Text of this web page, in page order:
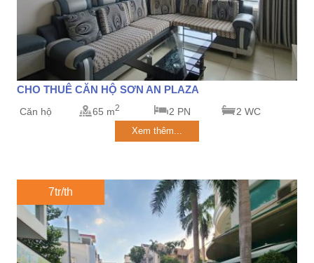
CHO THUÊ CĂN HỘ SƠN AN PLAZA
Căn hộ 65 m2 2 PN 2 WC
Xem thêm...
7tr/th